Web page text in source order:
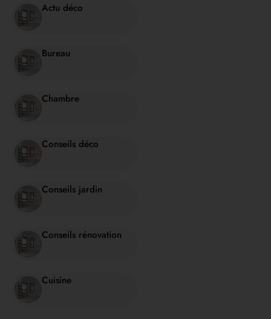
Actu déco
Bureau
Chambre
Conseils déco
Conseils jardin
Conseils rénovation
Cuisine